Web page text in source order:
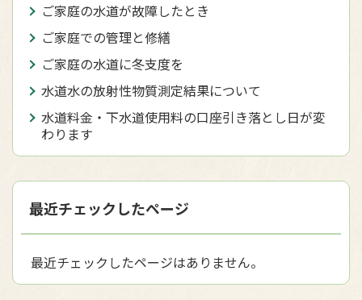
ご家庭の水道が故障したとき
ご家庭での管理と修繕
ご家庭の水道に冬支度を
水道水の放射性物質測定結果について
水道料金・下水道使用料の口座引き落とし日が変
わります
最近チェックしたページ
最近チェックしたページはありません。